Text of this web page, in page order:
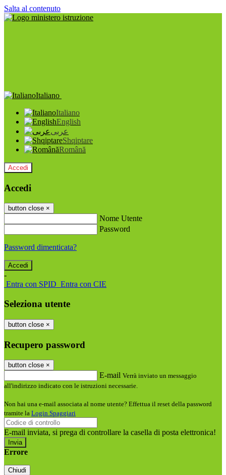
Salta al contenuto
Italiano
Italiano
English
عربى
Shqiptare
Română
Accedi
Accedi
button close ×
Nome Utente
Password
Password dimenticata?
-
Entra con SPID Entra con CIE
Seleziona utente
button close ×
Recupero password
button close ×
E-mail Verrà inviato un messaggio
all'indirizzo indicato con le istruzioni necessarie.
Non hai una e-mail associata al nome utente? Effettua il reset della password
tramite la Login Spaggiari
E-mail inviata, si prega di controllare la casella di posta elettronica!
Errore
Chiudi